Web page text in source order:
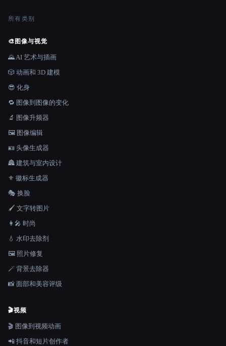
所有类别
🎨 图像与视觉
🌄 AI 艺术与插画
🎲 动画和 3D 建模
😎 化身
🔁 图像到图像的变化
🔬 图像升频器
🖼️ 图像编辑
🪪 头像生成器
🏯 建筑与室内设计
⚜️ 徽标生成器
🎭 换脸
🖌️ 文字转图片
👩‍🎤 时尚
💧 水印去除剂
🖼️ 照片修复
🪄 背景去除器
📸 面部和美容评级
🎬视频
🎬 图像到视频动画
📲 抖音和短片创作者